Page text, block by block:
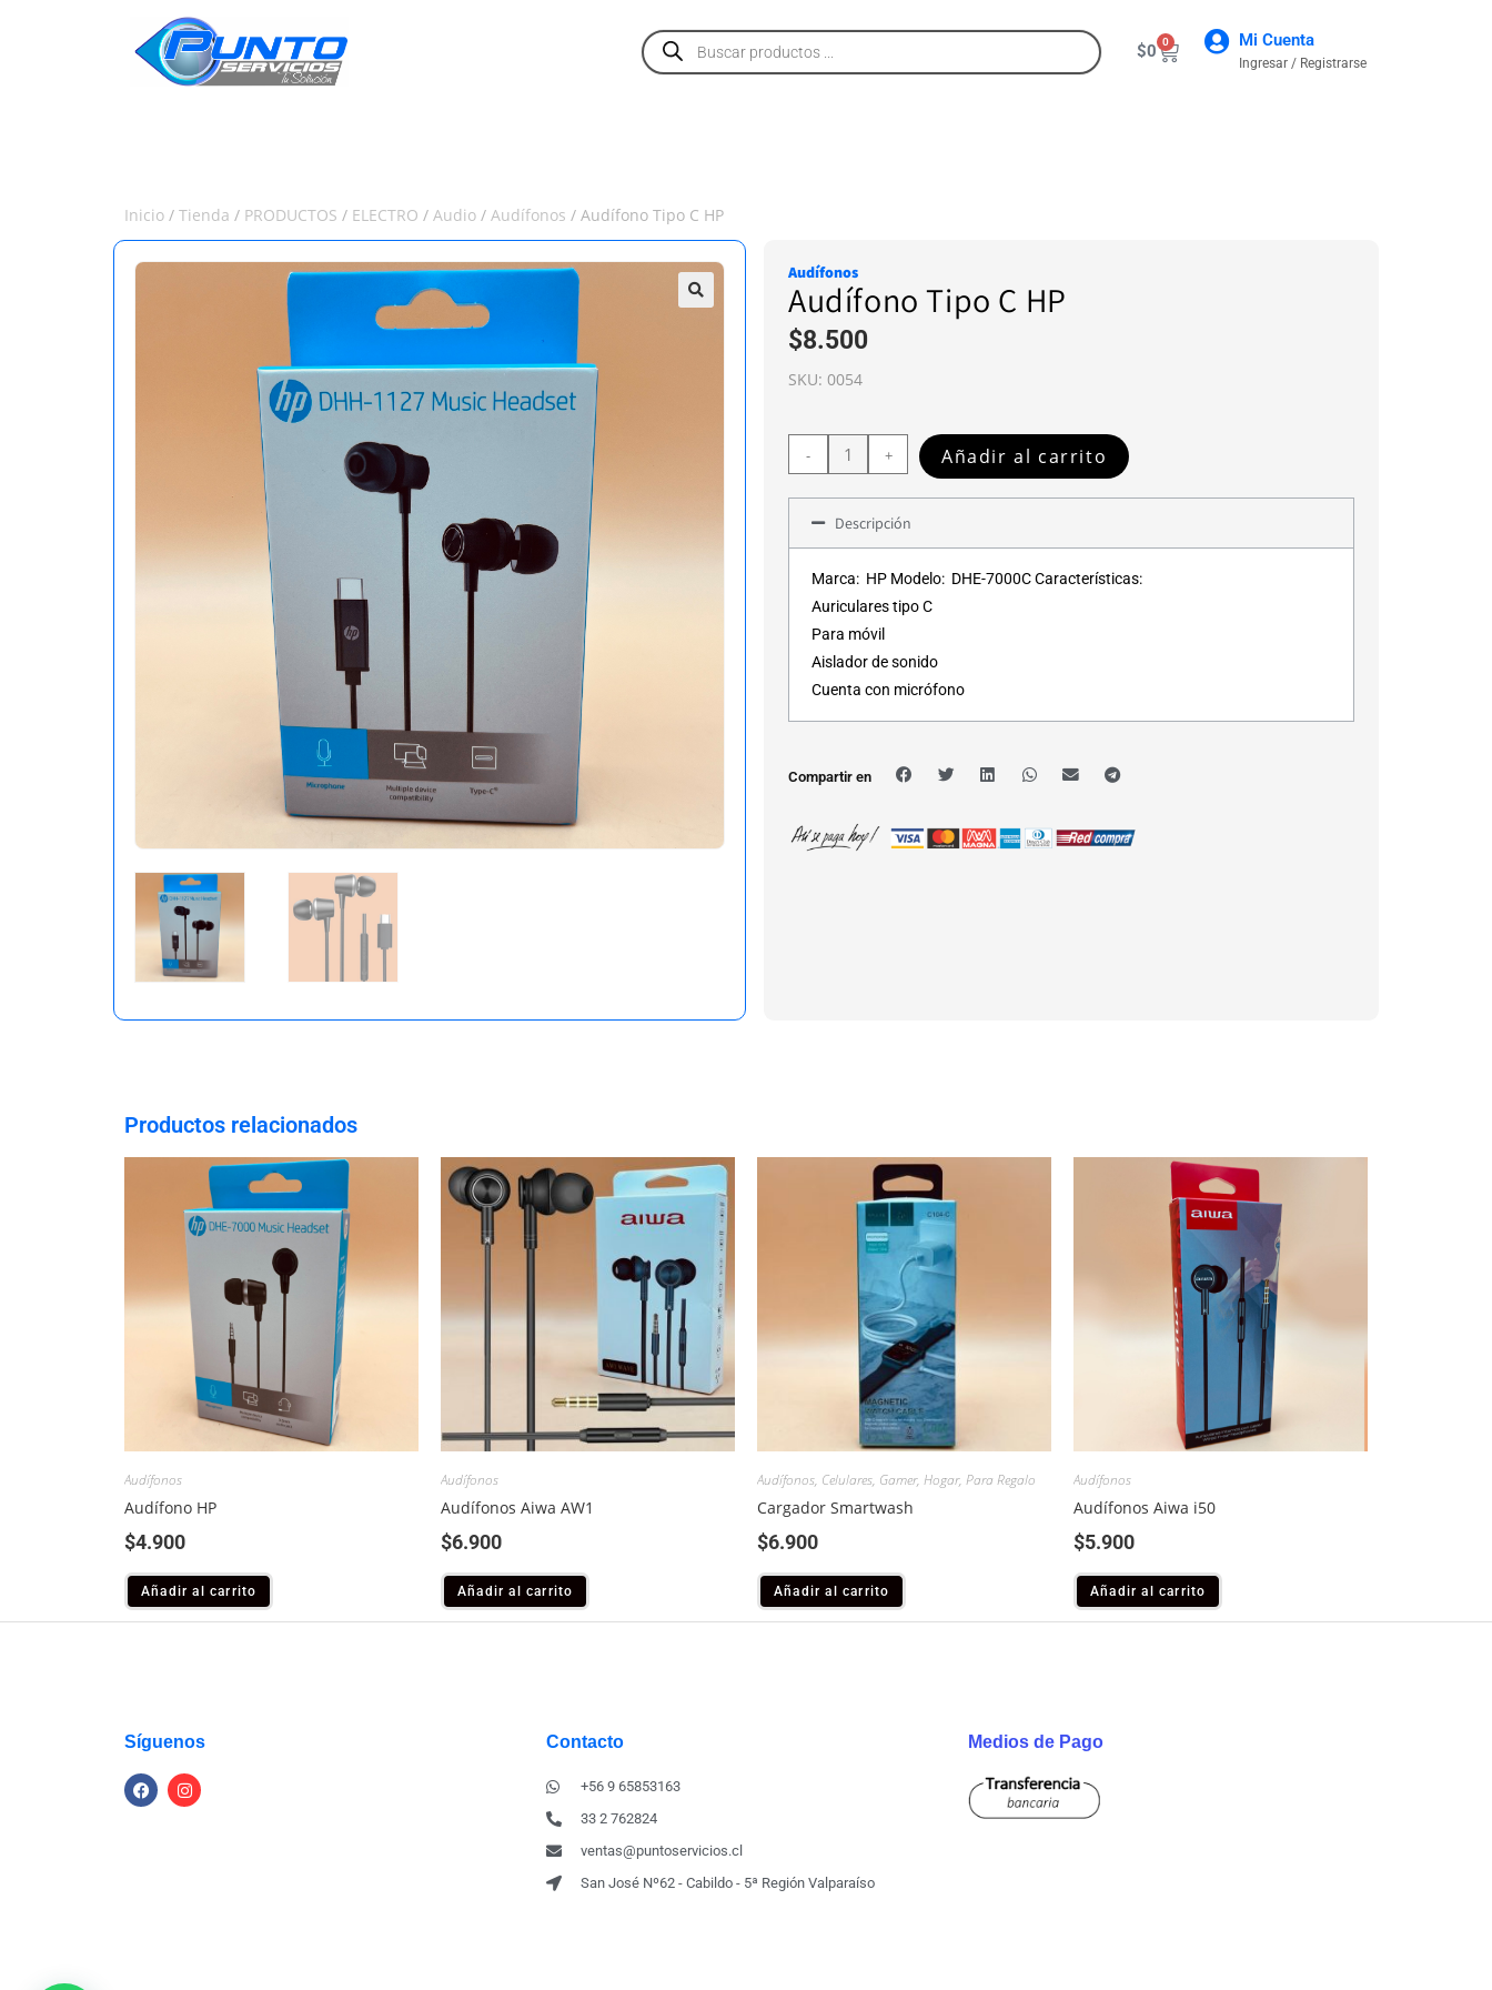
$0 0 Mi Cuenta
Ingresar / Registrarse
Inicio / Tienda / PRODUCTOS / ELECTRO / Audio / Audífonos / Audífono Tipo C HP
Audífonos
Audífono Tipo C HP
$8.500
SKU: 0054
- + Añadir al carrito
Descripción
Marca: HP Modelo: DHE-7000C Características:
Auriculares tipo C
Para móvil
Aislador de sonido
Cuenta con micrófono
Compartir en
Productos relacionados
Audífonos
Audífono HP
$4.900
Añadir al carrito
Audífonos
Audífonos Aiwa AW1
$6.900
Añadir al carrito
Audífonos, Celulares, Gamer, Hogar, Para Regalo
Cargador Smartwash
$6.900
Añadir al carrito
Audífonos
Audífonos Aiwa i50
$5.900
Añadir al carrito
Síguenos Contacto
+56 9 65853163
33 2 762824
ventas@puntoservicios.cl
San José Nº62 - Cabildo - 5ª Región Valparaíso
Medios de Pago